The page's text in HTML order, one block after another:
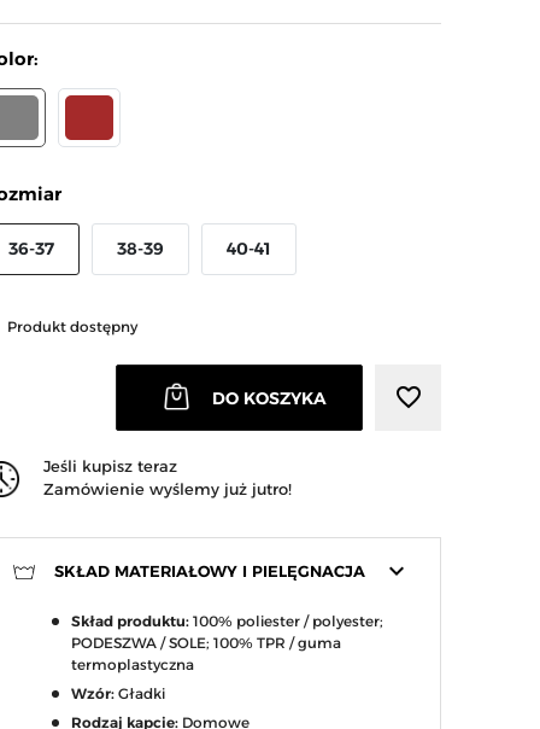
Następny
36-37 38-39 40-41
Produkt dostępny
DO KOSZYKA favorite_border
Jeśli kupisz teraz
Zamówienie wyślemy już jutro!
keyboard_arrow_down
SKŁAD MATERIAŁOWY I PIELĘGNACJA
Skład produktu: 100% poliester / polyester;
PODESZWA / SOLE; 100% TPR / guma
termoplastyczna
Wzór: Gładki
Rodzaj kapcie: Domowe